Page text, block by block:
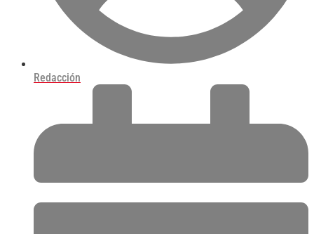
Redacción